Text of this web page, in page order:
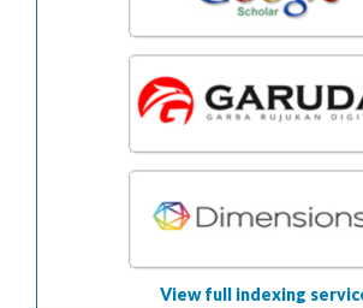
View full indexing